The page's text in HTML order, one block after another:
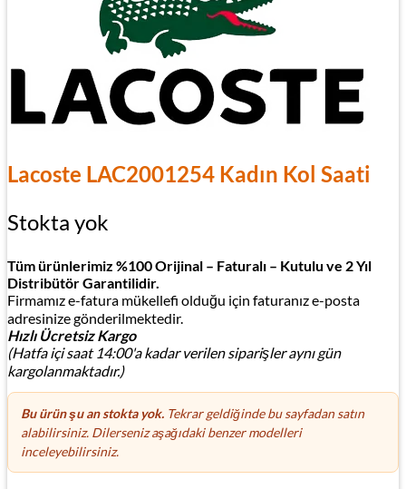
Lacoste LAC2001254 Kadın Kol Saati
Stokta yok
Tüm ürünlerimiz %100 Orijinal – Faturalı – Kutulu ve 2 Yıl
Distribütör Garantilidir.
Firmamız e-fatura mükellefi olduğu için faturanız e-posta
adresinize gönderilmektedir.
Hızlı Ücretsiz Kargo
(Hatfa içi saat 14:00'a kadar verilen siparişler aynı gün
kargolanmaktadır.)
Bu ürün şu an stokta yok. Tekrar geldiğinde bu sayfadan satın
alabilirsiniz. Dilerseniz aşağıdaki benzer modelleri
inceleyebilirsiniz.